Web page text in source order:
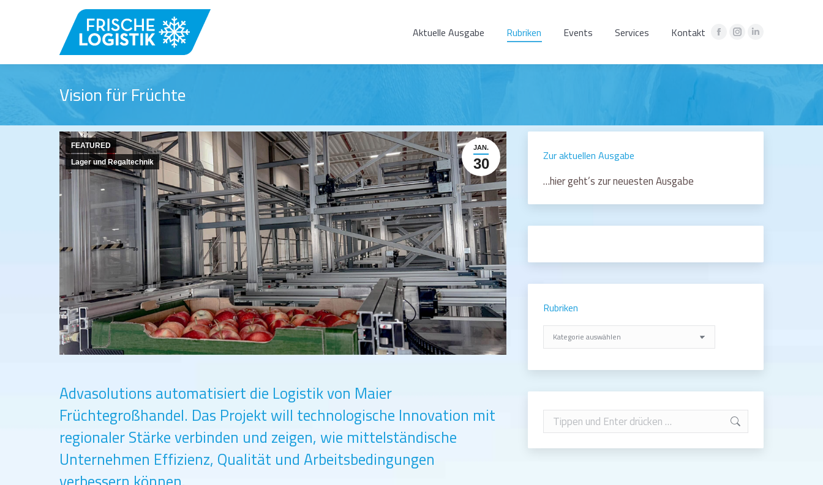
Aktuelle Ausgabe Rubriken Events Services Kontakt
Facebook
Instagram
in
Linkedin
in
Vision für Früchte
JAN.
30
FEATURED
Lager und Regaltechnik
Advasolutions automatisiert die Logistik von Maier
Früchtegroßhandel. Das Projekt will technologische Innovation mit
regionaler Stärke verbinden und zeigen, wie mittelständische
Unternehmen Effizienz, Qualität und Arbeitsbedingungen
Zur aktuellen Ausgabe
…hier geht’s zur neuesten Ausgabe
Rubriken
Rubriken
Search: